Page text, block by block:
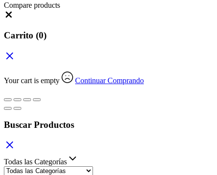
Compare products
Carrito (0)
Your cart is empty Continuar Comprando
Buscar Productos
Todas las Categorías